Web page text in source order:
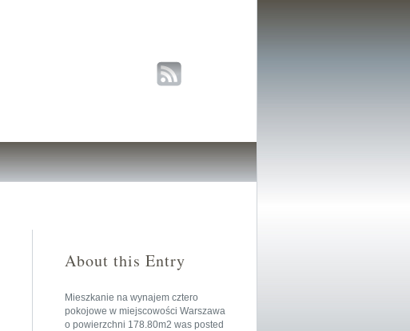
About this Entry
Mieszkanie na wynajem cztero
pokojowe w miejscowości Warszawa
o powierzchni 178.80m2 was posted